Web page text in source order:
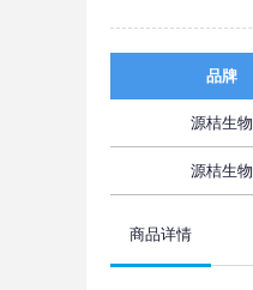
品牌
源桔生物
源桔生物
商品详情